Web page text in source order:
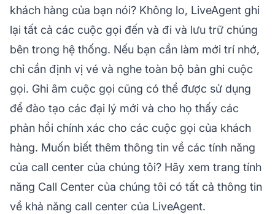
khách hàng của bạn nói? Không lo, LiveAgent ghi
lại tất cả các cuộc gọi đến và đi và lưu trữ chúng
bên trong hệ thống. Nếu bạn cần làm mới trí nhớ,
chỉ cần định vị vé và nghe toàn bộ bản ghi cuộc
gọi. Ghi âm cuộc gọi cũng có thể được sử dụng
để đào tạo các đại lý mới và cho họ thấy các
phản hồi chính xác cho các cuộc gọi của khách
hàng. Muốn biết thêm thông tin về các tính năng
của call center của chúng tôi? Hãy xem trang tính
năng Call Center của chúng tôi có tất cả thông tin
về khả năng call center của LiveAgent.